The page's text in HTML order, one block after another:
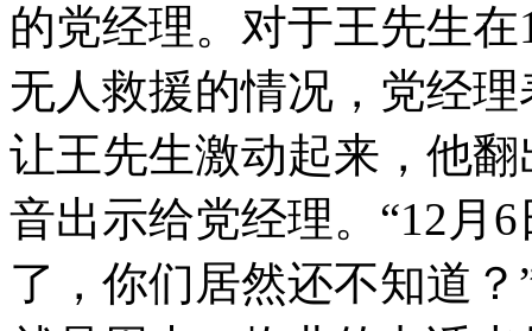
的党经理。对于王先生
无人救援的情况，党经
让王先生激动起来，他
音出示给党经理。“12月
了，你们居然还不知道